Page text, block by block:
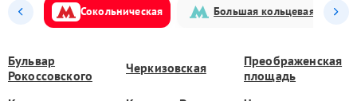
Сокольническая Большая кольцевая
Бульвар
Рокоссовского
Черкизовская
Преображенская
площадь